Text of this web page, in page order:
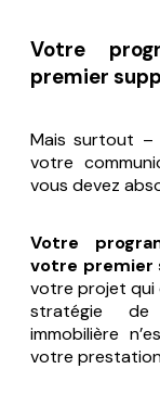
Votre
premier
Mais surtout –
votre
vous devez
Votre
votre premier
votre projet qui
stratégie de
immobilière
votre